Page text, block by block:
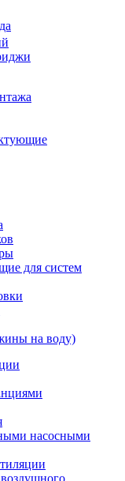
для систем
на воду)
насосными